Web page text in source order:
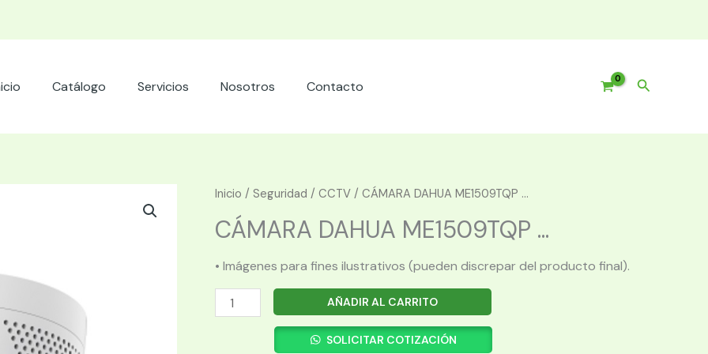
Catálogo Servicios Nosotros Contacto Buscar
Inicio / Seguridad / CCTV / CÁMARA DAHUA ME1509TQP ...
CÁMARA DAHUA ME1509TQP ...
• Imágenes para fines ilustrativos (pueden discrepar del producto final).
CÁMARA
DAHUA
AÑADIR AL CARRITO
SOLICITAR COTIZACIÓN